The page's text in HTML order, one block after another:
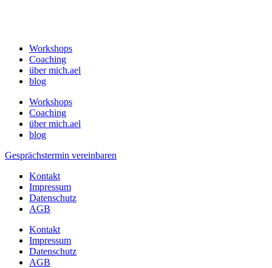
Workshops
Coaching
über mich.ael
blog
Workshops
Coaching
über mich.ael
blog
Gesprächstermin vereinbaren
Kontakt
Impressum
Datenschutz
AGB
Kontakt
Impressum
Datenschutz
AGB